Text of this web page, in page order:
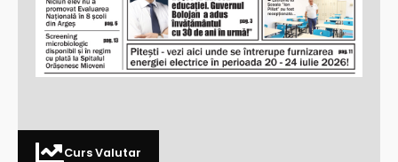
Curs Valutar